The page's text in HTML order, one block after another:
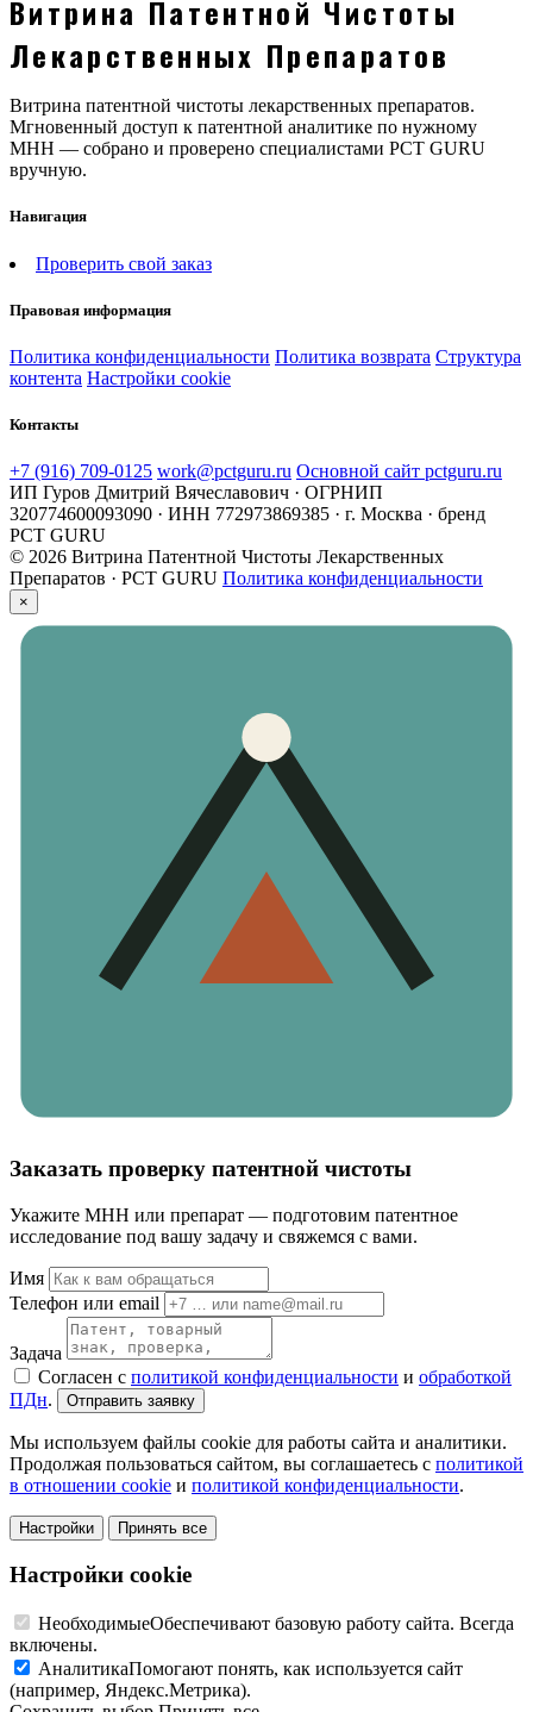
Витрина Патентной Чистоты
Лекарственных Препаратов
Витрина патентной чистоты лекарственных препаратов.
Мгновенный доступ к патентной аналитике по нужному
МНН — собрано и проверено специалистами PCT GURU
вручную.
Навигация
Проверить свой заказ
Правовая информация
Политика конфиденциальности Политика возврата Структура
контента Настройки cookie
Контакты
+7 (916) 709-0125 work@pctguru.ru Основной сайт pctguru.ru
ИП Гуров Дмитрий Вячеславович · ОГРНИП
320774600093090 · ИНН 772973869385 · г. Москва · бренд
PCT GURU
© 2026 Витрина Патентной Чистоты Лекарственных
Препаратов · PCT GURU Политика конфиденциальности
×
Заказать проверку патентной чистоты
Укажите МНН или препарат — подготовим патентное
исследование под вашу задачу и свяжемся с вами.
Имя
Телефон или email
Задача
Согласен с политикой конфиденциальности и обработкой
ПДн. Отправить заявку
Мы используем файлы cookie для работы сайта и аналитики.
Продолжая пользоваться сайтом, вы соглашаетесь с политикой
в отношении cookie и политикой конфиденциальности.
Настройки Принять все
Настройки cookie
НеобходимыеОбеспечивают базовую работу сайта. Всегда
включены.
АналитикаПомогают понять, как используется сайт
(например, Яндекс.Метрика).